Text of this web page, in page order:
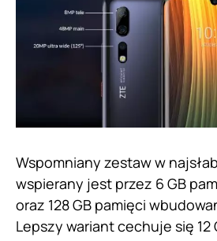
Wspomniany zestaw w
wspierany jest przez 6 GB
oraz 128 GB pamięci
Lepszy wariant cechuje się 12